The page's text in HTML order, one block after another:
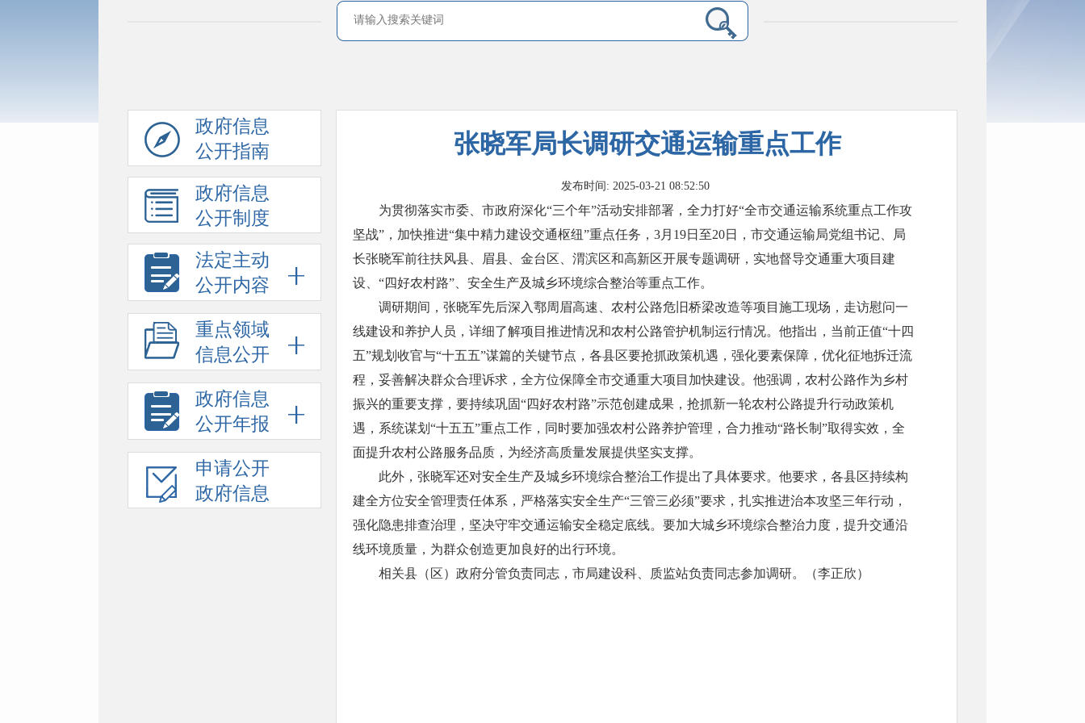
政府信息
公开指南
政府信息
公开制度
法定主动
公开内容
重点领域
信息公开
政府信息
公开年报
申请公开
政府信息
张晓军局长调研交通运输重点工作
发布时间: 2025-03-21 08:52:50
为贯彻落实市委、市政府深化“三个年”活动安排部署，全力打好“全市交通运输系统重点工作攻
坚战”，加快推进“集中精力建设交通枢纽”重点任务，3月19日至20日，市交通运输局党组书记、局
长张晓军前往扶风县、眉县、金台区、渭滨区和高新区开展专题调研，实地督导交通重大项目建
设、“四好农村路”、安全生产及城乡环境综合整治等重点工作。
调研期间，张晓军先后深入鄠周眉高速、农村公路危旧桥梁改造等项目施工现场，走访慰问一
线建设和养护人员，详细了解项目推进情况和农村公路管护机制运行情况。他指出，当前正值“十四
五”规划收官与“十五五”谋篇的关键节点，各县区要抢抓政策机遇，强化要素保障，优化征地拆迁流
程，妥善解决群众合理诉求，全方位保障全市交通重大项目加快建设。他强调，农村公路作为乡村
振兴的重要支撑，要持续巩固“四好农村路”示范创建成果，抢抓新一轮农村公路提升行动政策机
遇，系统谋划“十五五”重点工作，同时要加强农村公路养护管理，合力推动“路长制”取得实效，全
面提升农村公路服务品质，为经济高质量发展提供坚实支撑。
此外，张晓军还对安全生产及城乡环境综合整治工作提出了具体要求。他要求，各县区持续构
建全方位安全管理责任体系，严格落实安全生产“三管三必须”要求，扎实推进治本攻坚三年行动，
强化隐患排查治理，坚决守牢交通运输安全稳定底线。要加大城乡环境综合整治力度，提升交通沿
线环境质量，为群众创造更加良好的出行环境。
相关县（区）政府分管负责同志，市局建设科、质监站负责同志参加调研。（李正欣）